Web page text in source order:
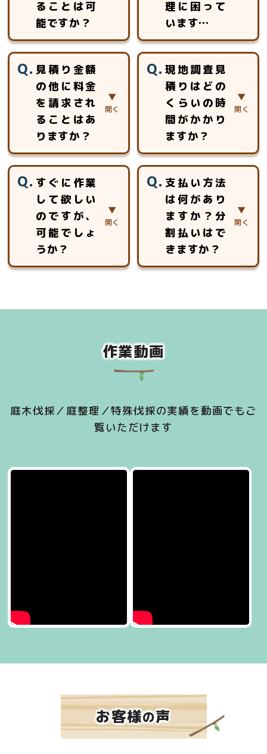
ることは可
能ですか？
積りをさせて頂き
ご対応させていた
だきます。
理に困って
います…
高所作業車等が使
用できない場所で
も、ロープを使用
した特殊伐採で対
応いたします。ロ
別教育を受けた作
業員チームが安全
安心第一に作業致
します。
見積り金額
の他に料金
を請求され
ることはあ
りますか？
用を頂く事はあり
ません。
現地調査見
積りはどの
くらいの時
間がかかり
ますか？
のお時間をいただ
いております。
お見積りは、対象
となる木の大きさ
や幹の太さ、生え
車可能な場所、搬
すぐに作業
して欲しい
のですが、
可能でしょ
うか？
支払い方法
は何があり
ますか？分
割払いはで
きますか？
Linepay）」のご
利用が可能です。
作業動画
庭木伐採／庭整理／特殊伐採の実績を動画でもご
覧いただけます
お客様の声